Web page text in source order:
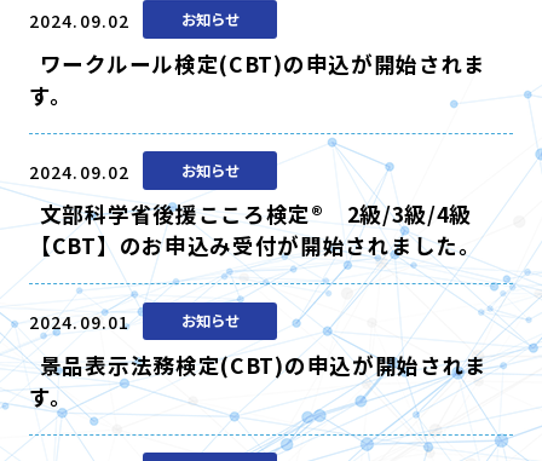
2024.09.02 お知らせ
ワークルール検定(CBT)の申込が開始されま
す。
2024.09.02 お知らせ
文部科学省後援こころ検定® 2級/3級/4級
【CBT】のお申込み受付が開始されました。
2024.09.01 お知らせ
景品表示法務検定(CBT)の申込が開始されま
す。